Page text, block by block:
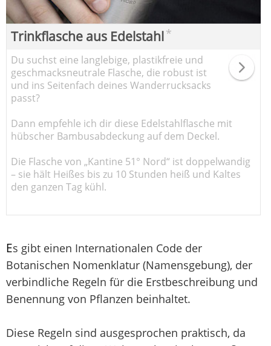
Trinkflasche aus Edelstahl*
Du suchst eine langlebige, plastikfreie und
geschmacksneutrale Flasche, die robust ist
und ins Seitenfach deines Wanderrucksacks
passt?
Dann empfehle ich dir diese Edelstahlflasche mit
hübscher Bambusabdeckung auf dem Deckel.
Die Flasche von „Kantine 51° Nord“ ist doppelwandig
– sie hält Heißes bis zu 10 Stunden heiß und Kaltes
den ganzen Tag kühl.
Es gibt einen Internationalen Code der
Botanischen Nomenklatur (Namensgebung), der
verbindliche Regeln für die Erstbeschreibung und
Benennung von Pflanzen beinhaltet.
Diese Regeln sind ausgesprochen praktisch, da